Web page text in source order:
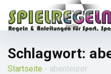
Schlagwort:
Startseite - abenteurer